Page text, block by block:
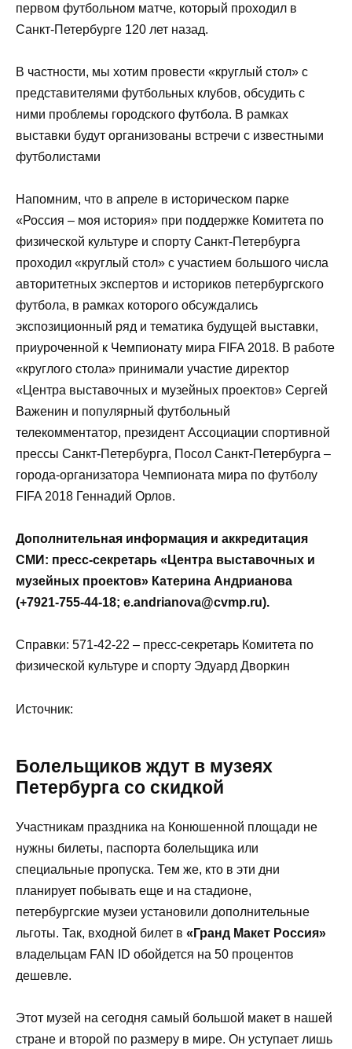
первом футбольном матче, который проходил в
Санкт-Петербурге 120 лет назад.
В частности, мы хотим провести «круглый стол» с
представителями футбольных клубов, обсудить с
ними проблемы городского футбола. В рамках
выставки будут организованы встречи с известными
футболистами
Напомним, что в апреле в историческом парке
«Россия – моя история» при поддержке Комитета по
физической культуре и спорту Санкт-Петербурга
проходил «круглый стол» с участием большого числа
авторитетных экспертов и историков петербургского
футбола, в рамках которого обсуждались
экспозиционный ряд и тематика будущей выставки,
приуроченной к Чемпионату мира FIFA 2018. В работе
«круглого стола» принимали участие директор
«Центра выставочных и музейных проектов» Сергей
Важенин и популярный футбольный
телекомментатор, президент Ассоциации спортивной
прессы Санкт-Петербурга, Посол Санкт-Петербурга –
города-организатора Чемпионата мира по футболу
FIFA 2018 Геннадий Орлов.
Дополнительная информация и аккредитация
СМИ: пресс-секретарь «Центра выставочных и
музейных проектов» Катерина Андрианова
(+7921-755-44-18; e.andrianova@cvmp.ru).
Справки: 571-42-22 – пресс-секретарь Комитета по
физической культуре и спорту Эдуард Дворкин
Источник:
Болельщиков ждут в музеях
Петербурга со скидкой
Участникам праздника на Конюшенной площади не
нужны билеты, паспорта болельщика или
специальные пропуска. Тем же, кто в эти дни
планирует побывать еще и на стадионе,
петербургские музеи установили дополнительные
льготы. Так, входной билет в «Гранд Макет Россия»
владельцам FAN ID обойдется на 50 процентов
дешевле.
Этот музей на сегодня самый большой макет в нашей
стране и второй по размеру в мире. Он уступает лишь